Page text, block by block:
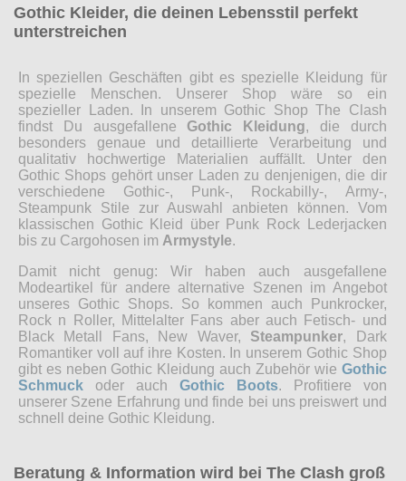
Gothic Kleider, die deinen Lebensstil perfekt
unterstreichen
In speziellen Geschäften gibt es spezielle Kleidung für
spezielle Menschen. Unserer Shop wäre so ein
spezieller Laden. In unserem Gothic Shop The Clash
findst Du ausgefallene Gothic Kleidung, die durch
besonders genaue und detaillierte Verarbeitung und
qualitativ hochwertige Materialien auffällt. Unter den
Gothic Shops gehört unser Laden zu denjenigen, die dir
verschiedene Gothic-, Punk-, Rockabilly-, Army-,
Steampunk Stile zur Auswahl anbieten können. Vom
klassischen Gothic Kleid über Punk Rock Lederjacken
bis zu Cargohosen im Armystyle.
Damit nicht genug: Wir haben auch ausgefallene
Modeartikel für andere alternative Szenen im Angebot
unseres Gothic Shops. So kommen auch Punkrocker,
Rock n Roller, Mittelalter Fans aber auch Fetisch- und
Black Metall Fans, New Waver, Steampunker, Dark
Romantiker voll auf ihre Kosten. In unserem Gothic Shop
gibt es neben Gothic Kleidung auch Zubehör wie Gothic
Schmuck oder auch Gothic Boots. Profitiere von
unserer Szene Erfahrung und finde bei uns preiswert und
schnell deine Gothic Kleidung.
Beratung & Information wird bei The Clash groß